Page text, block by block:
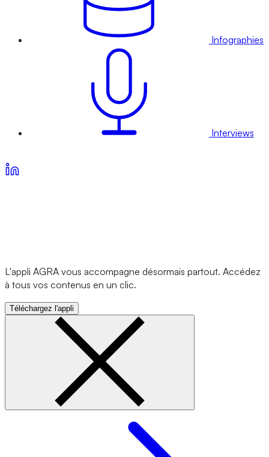
Infographies
Interviews
L'appli AGRA vous accompagne désormais partout. Accédez
à tous vos contenus en un clic.
Téléchargez l'appli